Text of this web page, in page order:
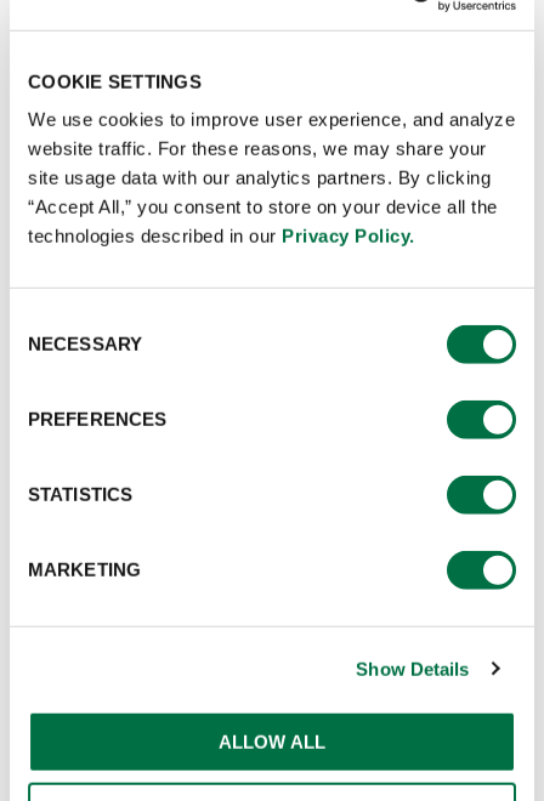
COOKIE SETTINGS
We use cookies to improve user experience, and analyze
website traffic. For these reasons, we may share your
site usage data with our analytics partners. By clicking
“Accept All,” you consent to store on your device all the
technologies described in our Privacy Policy.
Selection
NECESSARY
PREFERENCES
STATISTICS
MARKETING
Show Details
ALLOW ALL
Alitas Agridulces
Si eres fan de las alitas y de los sabores orientales, sin
duda esta receta se convertirá en una de tus favoritas.
De color intenso gracias a la combinación del Jugo
Salsa Hot BBQ Custom Culinary®️ Master's Touch®️,
de notas dulces y ahumadas. Y para dipear, una salsa
Tiempo de preparación: 25 minutos.
Grado de dificultad: Fácil.
VER RECETA